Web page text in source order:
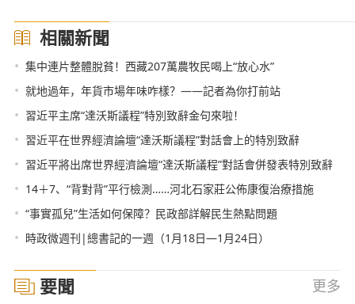
相關新聞
• 集中連片整體脫貧！西藏207萬農牧民喝上“放心水”
• 就地過年，年貨市場年味咋樣？——記者為你打前站
• 習近平主席“達沃斯議程”特別致辭金句來啦！
• 習近平在世界經濟論壇“達沃斯議程”對話會上的特別致辭
• 習近平將出席世界經濟論壇“達沃斯議程”對話會併發表特別致辭
• 14＋7、“背對背”平行檢測……河北石家莊公佈康復治療措施
• “事實孤兒”生活如何保障？民政部詳解民生熱點問題
• 時政微週刊|總書記的一週（1月18日—1月24日）
要聞 更多